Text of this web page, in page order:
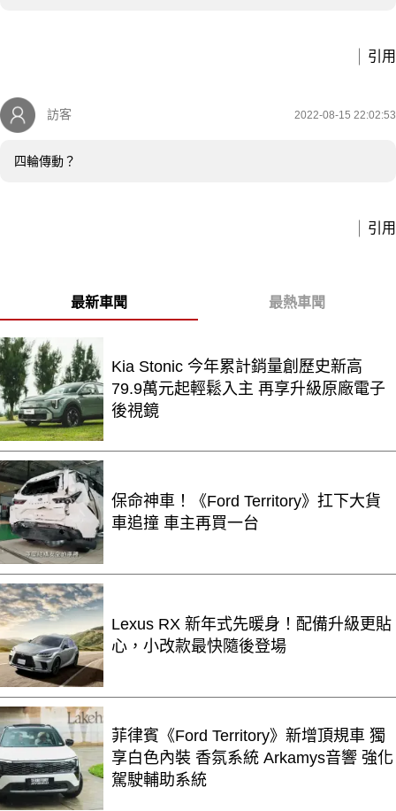
引用
訪客 2022-08-15 22:02:53
四輪傳動？
引用
最新車聞 最熱車聞
Kia Stonic 今年累計銷量創歷史新高
79.9萬元起輕鬆入主 再享升級原廠電子
後視鏡
保命神車！《Ford Territory》扛下大貨
車追撞 車主再買一台
Lexus RX 新年式先暖身！配備升級更貼
心，小改款最快隨後登場
菲律賓《Ford Territory》新增頂規車 獨
享白色內裝 香氛系統 Arkamys音響 強化
駕駛輔助系統